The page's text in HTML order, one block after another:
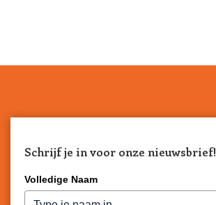
Schrijf je in voor onze nieuwsbrief!
Volledige Naam